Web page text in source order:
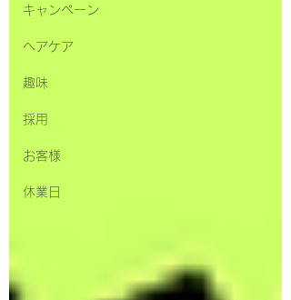
キャンペーン
ヘアケア
趣味
採用
お客様
休業日